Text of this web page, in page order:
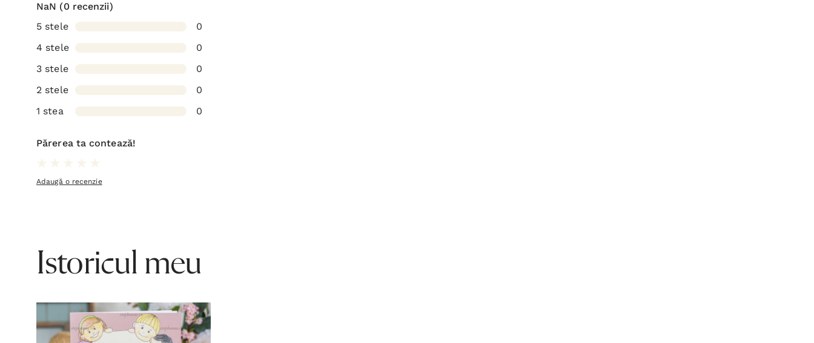
NaN (0 recenzii)
5 stele
0
4 stele
0
3 stele
0
2 stele
0
1 stea
0
Părerea ta contează!
Adaugă o recenzie
Istoricul meu